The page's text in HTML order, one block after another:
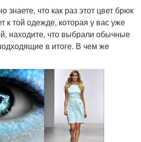
что как раз этот цвет брюк
к той одежде, которая у вас уже
находите, что выбрали обычные
в итоге. В чем же